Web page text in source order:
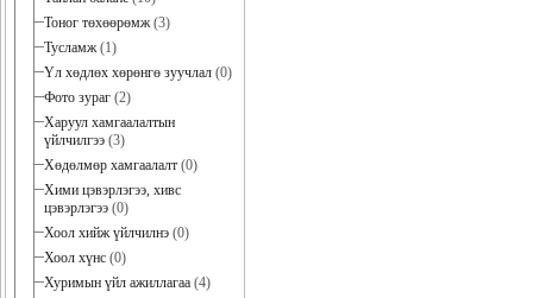
Тоног төхөөрөмж(3)
Тусламж(1)
Үл хөдлөх хөрөнгө зуучлал (0)
Фото зураг (2)
Харуул хамгаалалтын
үйлчилгээ (3)
Хөдөлмөр хамгаалалт (0)
Хими цэвэрлэгээ, хивс
цэвэрлэгээ (0)
Хоол хийж үйлчилнэ (0)
Хоол хүнс (0)
Хуримын үйл ажиллагаа (4)